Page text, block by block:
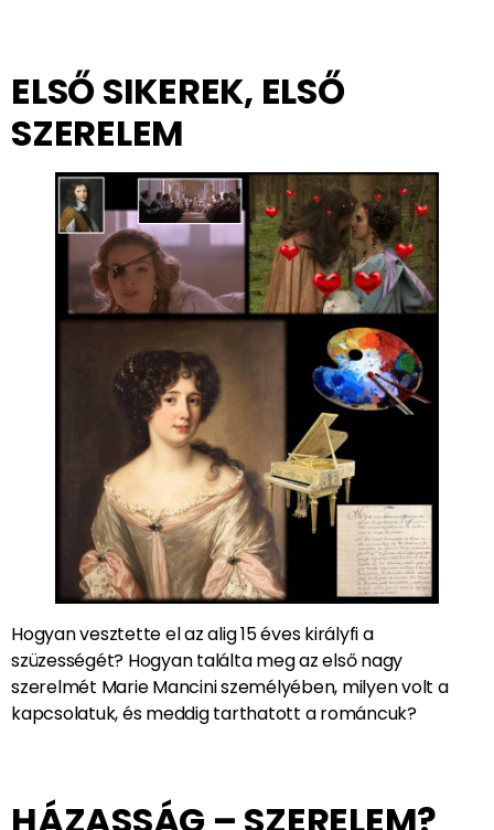
ELSŐ SIKEREK, ELSŐ
SZERELEM
Hogyan vesztette el az alig 15 éves királyfi a
szüzességét? Hogyan találta meg az első nagy
szerelmét Marie Mancini személyében, milyen volt a
kapcsolatuk, és meddig tarthatott a románcuk?